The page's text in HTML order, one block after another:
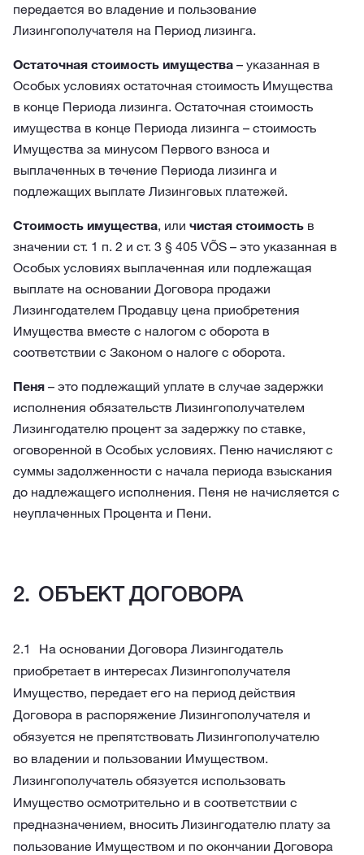
передается во владение и пользование
Лизингополучателя на Период лизинга.
Остаточная стоимость имущества – указанная в
Особых условиях остаточная стоимость Имущества
в конце Периода лизинга. Остаточная стоимость
имущества в конце Периода лизинга – стоимость
Имущества за минусом Первого взноса и
выплаченных в течение Периода лизинга и
подлежащих выплате Лизинговых платежей.
Стоимость имущества, или чистая стоимость в
значении ст. 1 п. 2 и ст. 3 § 405 VÕS – это указанная в
Особых условиях выплаченная или подлежащая
выплате на основании Договора продажи
Лизингодателем Продавцу цена приобретения
Имущества вместе с налогом с оборота в
соответствии с Законом о налоге с оборота.
Пеня – это подлежащий уплате в случае задержки
исполнения обязательств Лизингополучателем
Лизингодателю процент за задержку по ставке,
оговоренной в Особых условиях. Пеню начисляют с
суммы задолженности с начала периода взыскания
до надлежащего исполнения. Пеня не начисляется с
неуплаченных Процента и Пени.
ОБЪЕКТ ДОГОВОРА
На основании Договора Лизингодатель
приобретает в интересах Лизингополучателя
Имущество, передает его на период действия
Договора в распоряжение Лизингополучателя и
обязуется не препятствовать Лизингополучателю
во владении и пользовании Имуществом.
Лизингополучатель обязуется использовать
Имущество осмотрительно и в соответствии с
предназначением, вносить Лизингодателю плату за
пользование Имуществом и по окончании Договора